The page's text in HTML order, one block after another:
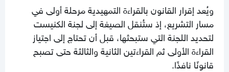
ويُعد إقرار القانون بالقراءة التمهيدية مرحلة أولى في
مسار التشريع، إذ ستُنقل الصيغة إلى لجنة الكنيست
لتحديد اللجنة التي ستبحثها، قبل أن تحتاج إلى اجتياز
القراءة الأولى ثم القراءتين الثانية والثالثة حتى تصبح
قانونًا نافذًا.